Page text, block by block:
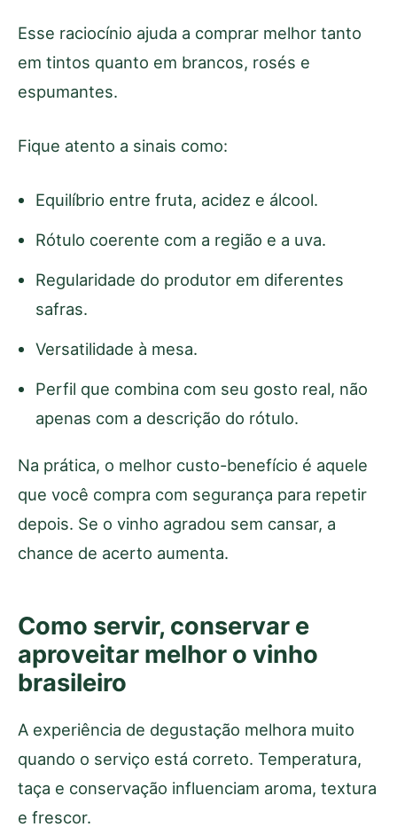
Esse raciocínio ajuda a comprar melhor tanto
em tintos quanto em brancos, rosés e
espumantes.
Fique atento a sinais como:
Equilíbrio entre fruta, acidez e álcool.
Rótulo coerente com a região e a uva.
Regularidade do produtor em diferentes
safras.
Versatilidade à mesa.
Perfil que combina com seu gosto real, não
apenas com a descrição do rótulo.
Na prática, o melhor custo-benefício é aquele
que você compra com segurança para repetir
depois. Se o vinho agradou sem cansar, a
chance de acerto aumenta.
Como servir, conservar e
aproveitar melhor o vinho
brasileiro
A experiência de degustação melhora muito
quando o serviço está correto. Temperatura,
taça e conservação influenciam aroma, textura
e frescor.